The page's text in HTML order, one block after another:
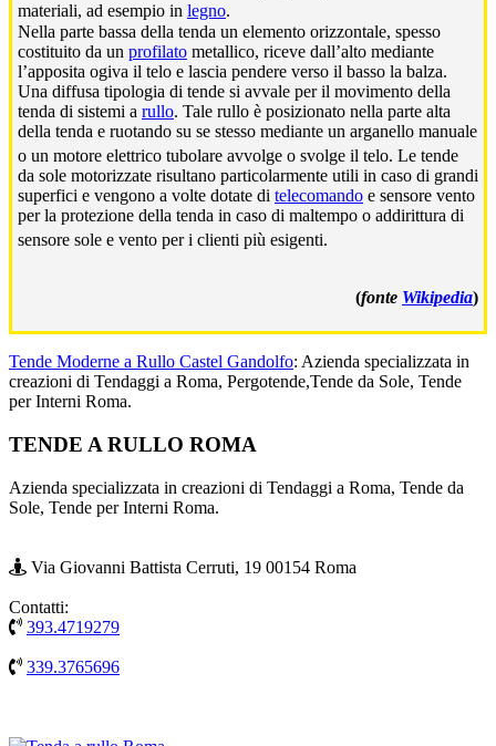
materiali, ad esempio in legno.
Nella parte bassa della tenda un elemento orizzontale, spesso
costituito da un profilato metallico, riceve dall’alto mediante
l’apposita ogiva il telo e lascia pendere verso il basso la balza.
Una diffusa tipologia di tende si avvale per il movimento della
tenda di sistemi a rullo. Tale rullo è posizionato nella parte alta
della tenda e ruotando su se stesso mediante un arganello manuale
o un motore elettrico tubolare avvolge o svolge il telo. Le tende
da sole motorizzate risultano particolarmente utili in caso di grandi
superfici e vengono a volte dotate di telecomando e sensore vento
per la protezione della tenda in caso di maltempo o addirittura di
sensore sole e vento per i clienti più esigenti.
(fonte Wikipedia)
Tende Moderne a Rullo Castel Gandolfo: Azienda specializzata in
creazioni di Tendaggi a Roma, Pergotende,Tende da Sole, Tende
per Interni Roma.
Footer
TENDE A RULLO ROMA
Azienda specializzata in creazioni di Tendaggi a Roma, Tende da
Sole, Tende per Interni Roma.
Via Giovanni Battista Cerruti, 19 00154 Roma
Contatti:
393.4719279
339.3765696